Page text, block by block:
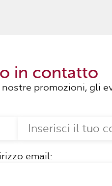
in contatto
promozioni, gli
email: